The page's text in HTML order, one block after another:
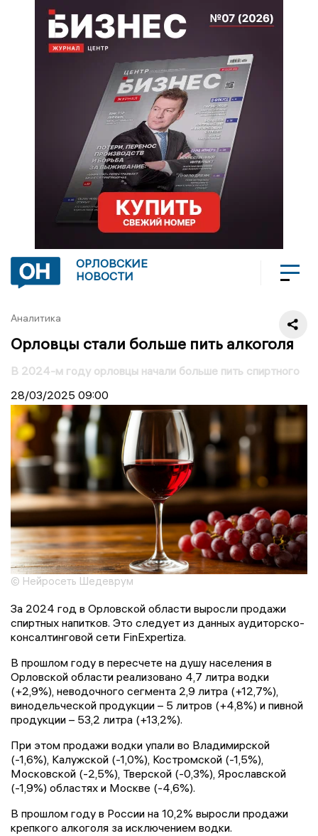
ОРЛОВСКИЕ
НОВОСТИ
Аналитика
Орловцы стали больше пить алкоголя
В 2024-м году орловцы начали больше пить спиртного
28/03/2025 09:00
© Нейросеть Шедеврум
За 2024 год в Орловской области выросли продажи
спиртных напитков. Это следует из данных аудиторско-
консалтинговой сети FinExpertiza.
В прошлом году в пересчете на душу населения в
Орловской области реализовано 4,7 литра водки
(+2,9%), неводочного сегмента 2,9 литра (+12,7%),
винодельческой продукции – 5 литров (+4,8%) и пивной
продукции – 53,2 литра (+13,2%).
При этом продажи водки упали во Владимирской
(-1,6%), Калужской (-1,0%), Костромской (-1,5%),
Московской (-2,5%), Тверской (-0,3%), Ярославской
(-1,9%) областях и Москве (-4,6%).
В прошлом году в России на 10,2% выросли продажи
крепкого алкоголя за исключением водки.